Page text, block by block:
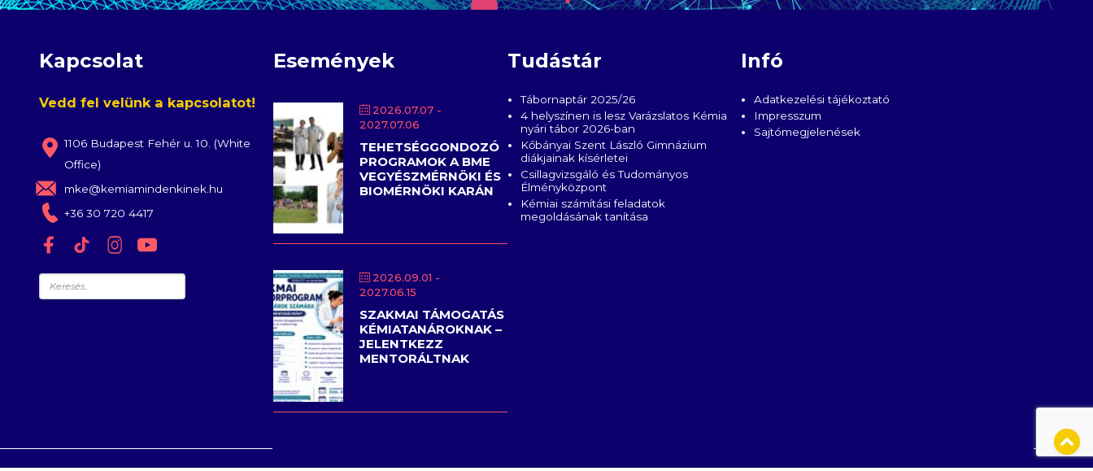
Kapcsolat
Vedd fel velünk a kapcsolatot!
1106 Budapest Fehér u. 10. (White
Office)
mke@kemiamindenkinek.hu
+36 30 720 4417
Keresés
Események
2026.07.07-
2027.07.06
TEHETSÉGGONDOZÓ
PROGRAMOK A BME
VEGYÉSZMÉRNÖKI ÉS
BIOMÉRNÖKI KARÁN
2026.09.01 -
2027.06.15
SZAKMAI TÁMOGATÁS
KÉMIATANÁROKNAK –
JELENTKEZZ
MENTORÁLTNAK
Tudástár
Tábornaptár 2025/26
4 helyszínen is lesz Varázslatos Kémia
nyári tábor 2026-ban
Kőbányai Szent László Gimnázium
diákjainak kísérletei
Csillagvizsgáló és Tudományos
Élményközpont
Kémiai számítási feladatok
megoldásának tanítása
Infó
Adatkezelési tájékoztató
Impresszum
Sajtómegjelenések